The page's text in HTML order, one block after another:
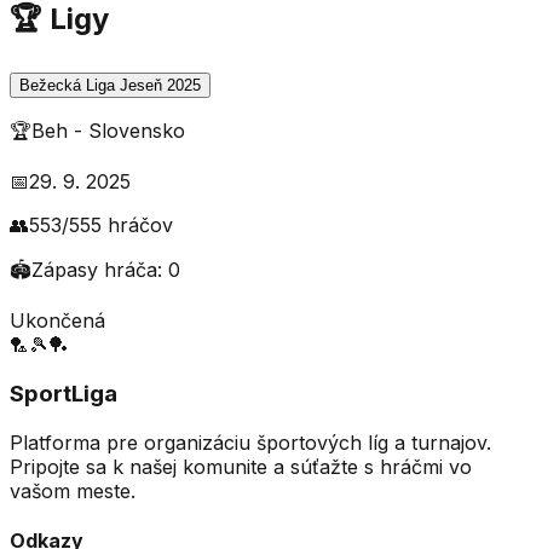
🏆 Ligy
Bežecká Liga Jeseň 2025
🏆Beh - Slovensko
📅29. 9. 2025
👥553/555 hráčov
🏟️Zápasy hráča: 0
Ukončená
🏸 🎾🏓
SportLiga
Platforma pre organizáciu športových líg a turnajov.
Pripojte sa k našej komunite a súťažte s hráčmi vo
vašom meste.
Odkazy